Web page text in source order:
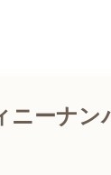
ニーナン